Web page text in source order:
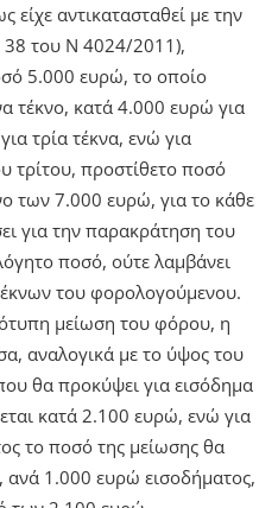
αντικατασταθεί με την
38 του Ν 4024/2011),
5.000 ευρώ, το οποίο
τέκνο, κατά 4.000 ευρώ για
τρία τέκνα, ενώ για
τρίτου, προστίθετο ποσό
των 7.000 ευρώ, για το κάθε
για την παρακράτηση του
ποσό, ούτε λαμβάνει
του φορολογούμενου.
μείωση του φόρου, η
αναλογικά με το ύψος του
θα προκύψει για εισόδημα
κατά 2.100 ευρώ, ενώ για
το ποσό της μείωσης θα
ανά 1.000 ευρώ εισοδήματος,